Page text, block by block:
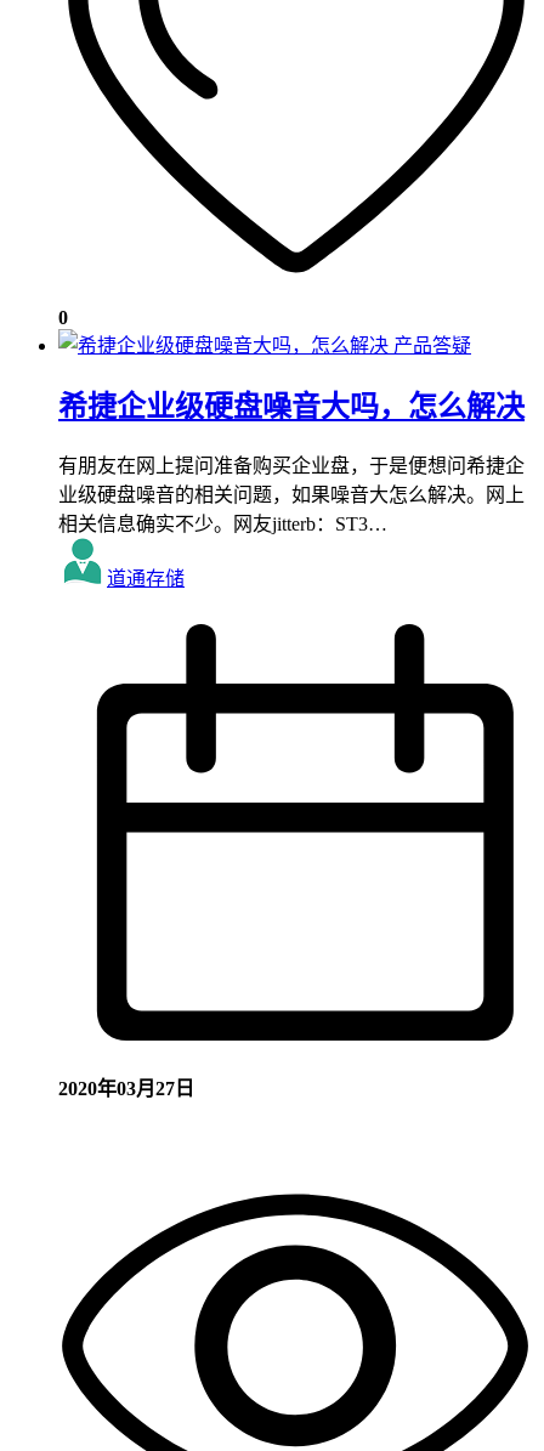
0
产品答疑
希捷企业级硬盘噪音大吗，怎么解决
有朋友在网上提问准备购买企业盘，于是便想问希捷企
业级硬盘噪音的相关问题，如果噪音大怎么解决。网上
相关信息确实不少。网友jitterb：ST3…
道通存储
2020年03月27日